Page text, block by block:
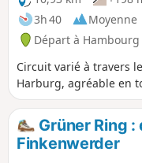
3h 40
Moyenne
Départ à Hambourg
Circuit varié à travers
Harburg, agréable en
Grüner Ring
Finkenwerder